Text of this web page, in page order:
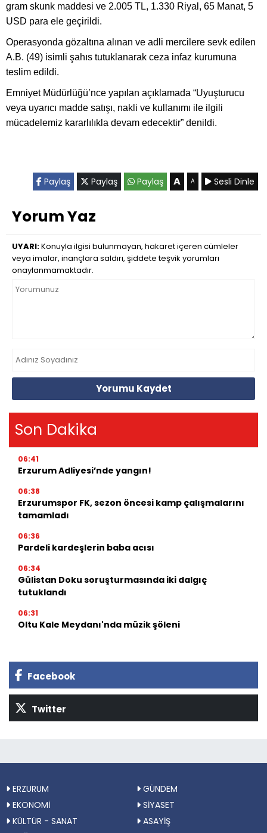
gram skunk maddesi ve 2.005 TL, 1.330 Riyal, 65 Manat, 5
USD para ele geçirildi.
Operasyonda gözaltına alınan ve adli mercilere sevk edilen
A.B. (49) isimli şahıs tutuklanarak ceza infaz kurumuna
teslim edildi.
Emniyet Müdürlüğü’nce yapılan açıklamada “Uyuşturucu
veya uyarıcı madde satışı, nakli ve kullanımı ile ilgili
mücadelemiz kararlılıkla devam edecektir” denildi.
Paylaş Paylaş Paylaş A A Sesli Dinle
Yorum Yaz
UYARI:Konuyla ilgisi bulunmayan, hakaret içeren cümleler
veya imalar, inançlara saldırı, şiddete teşvik yorumları
onaylanmamaktadır.
Yorumu Kaydet
Son Dakika
06:41
Erzurum Adliyesi’nde yangın!
06:38
Erzurumspor FK, sezon öncesi kamp çalışmalarını
tamamladı
06:36
Pardeli kardeşlerin baba acısı
06:34
Gülistan Doku soruşturmasında iki dalgıç
tutuklandı
06:31
Oltu Kale Meydanı'nda müzik şöleni
Facebook
Twitter
ERZURUM
GÜNDEM
EKONOMİ
SİYASET
KÜLTÜR - SANAT
ASAYİŞ